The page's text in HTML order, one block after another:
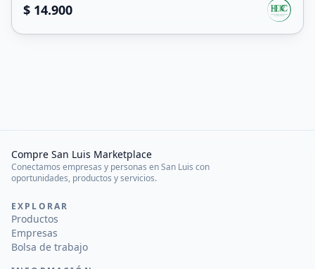
$ 14.900
Compre San Luis Marketplace
Conectamos empresas y personas en San Luis con
oportunidades, productos y servicios.
EXPLORAR
Productos
Empresas
Bolsa de trabajo